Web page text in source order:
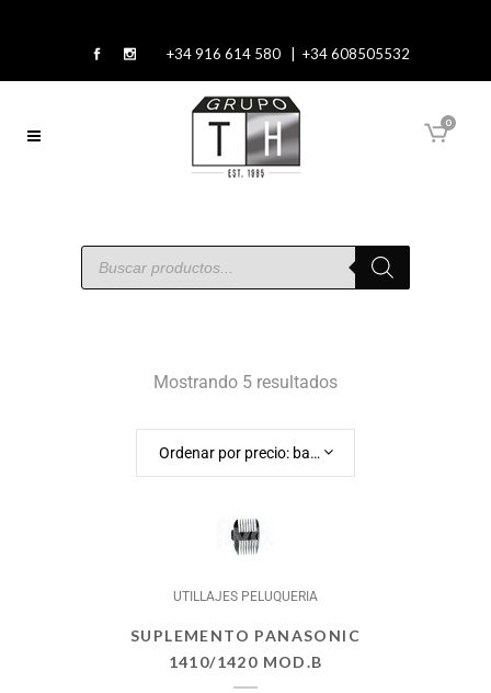
+34 916 614 580 | +34 608505532
0
Mostrando 5 resultados
Ordenar por precio: bajo a alto
UTILLAJES PELUQUERIA
SUPLEMENTO PANASONIC
1410/1420 MOD.B